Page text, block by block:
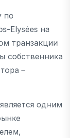
по
Elysées на
транзакции
собственника
–
одним